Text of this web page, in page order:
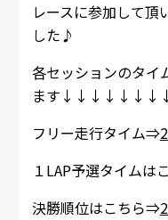
レースに参加して頂
した♪
各セッションのタイ
ます
フリー走行タイム⇒
１LAP予選タイムは
決勝順位はこちら⇒